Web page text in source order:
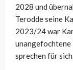
2028 und
Terodde seine
2023/24 war
unangefochtene
sprechen für